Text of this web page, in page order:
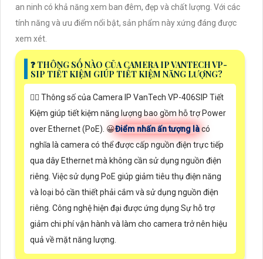
an ninh có khả năng xem ban đêm, đẹp và chất lượng. Với các
tính năng và ưu điểm nổi bật, sản phẩm này xứng đáng được
xem xét.
️❓ THÔNG SỐ NÀO CỦA CAMERA IP VANTECH VP-
SIP TIẾT KIỆM GIÚP TIẾT KIỆM NĂNG LƯỢNG?
🙆‍♀️ Thông số của Camera IP VanTech VP-406SIP Tiết
Kiệm giúp tiết kiệm năng lượng bao gồm hỗ trợ Power
over Ethernet (PoE). 😀Điểm nhấn ấn tượng làcó
nghĩa là camera có thể được cấp nguồn điện trực tiếp
qua dây Ethernet mà không cần sử dụng nguồn điện
riêng. Việc sử dụng PoE giúp giảm tiêu thụ điện năng
và loại bỏ cần thiết phải cắm và sử dụng nguồn điện
riêng. Công nghệ hiện đại được ứng dụng Sự hỗ trợ
giảm chi phí vận hành và làm cho camera trở nên hiệu
quả về mặt năng lượng.